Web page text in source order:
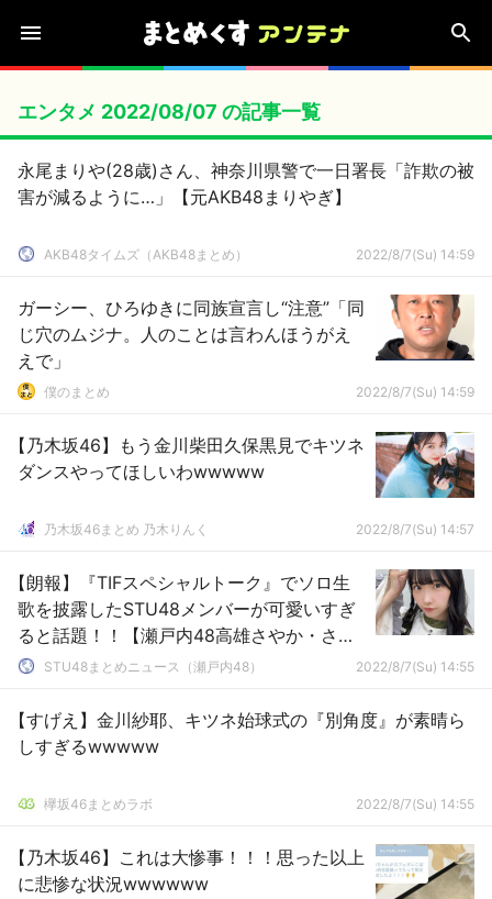
エンタメ 2022/08/07 の記事一覧
永尾まりや(28歳)さん、神奈川県警で一日署長「詐欺の被
害が減るように…」【元AKB48まりやぎ】
AKB48タイムズ（AKB48まとめ） 2022/8/7(Su) 14:59
ガーシー、ひろゆきに同族宣言し“注意”「同
じ穴のムジナ。人のことは言わんほうがえ
えで」
僕のまとめ 2022/8/7(Su) 14:59
【乃木坂46】もう金川柴田久保黒見でキツネ
ダンスやってほしいわwwwww
乃木坂46まとめ 乃木りんく 2022/8/7(Su) 14:57
【朗報】『TIFスペシャルトーク』でソロ生
歌を披露したSTU48メンバーが可愛いすぎ
ると話題！！【瀬戸内48高雄さやか・さー
やん】STU48まとめニュース（瀬戸内48） 2022/8/7(Su) 14:55
【すげえ】金川紗耶、キツネ始球式の『別角度』が素晴ら
しすぎるwwwww
欅坂46まとめラボ 2022/8/7(Su) 14:55
【乃木坂46】これは大惨事！！！思った以上
に悲惨な状況wwwwww